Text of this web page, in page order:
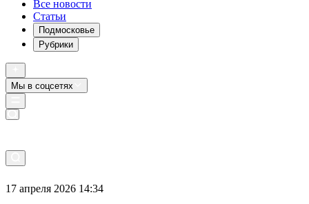
Все новости
Статьи
Подмосковье
Рубрики
Мы в соцсетях
17 апреля 2026 14:34